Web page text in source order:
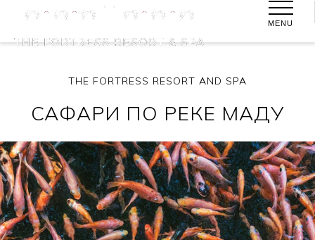
MENU
THE FORTRESS RESORT AND SPA
САФАРИ ПО РЕКЕ МАДУ